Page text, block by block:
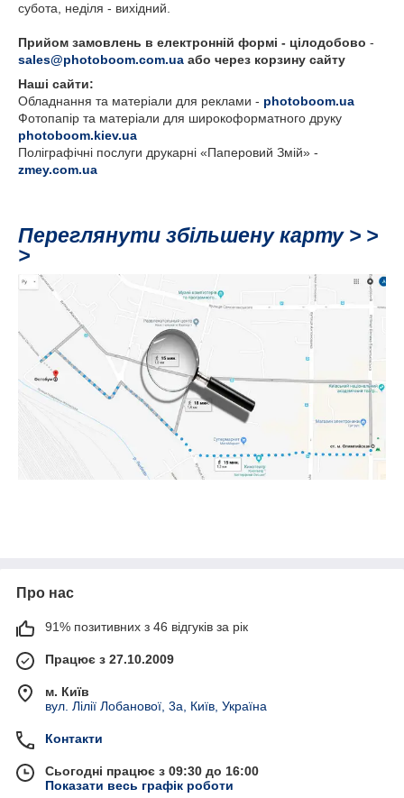
субота, неділя - вихідний.
Прийом замовлень в електронній формі - цілодобово -
sales@photoboom.com.ua або через корзину сайту
Наші сайти:
Обладнання та матеріали для реклами - photoboom.ua
Фотопапір та матеріали для широкоформатного друку
photoboom.kiev.ua
Поліграфічні послуги друкарні «Паперовий Змій» -
zmey.com.ua
Переглянути збільшену карту > >
>
Про нас
91% позитивних з 46 відгуків за рік
Працює з 27.10.2009
м. Київ
вул. Лілії Лобанової, 3а, Київ, Україна
Контакти
Сьогодні працює з 09:30 до 16:00
Показати весь графік роботи